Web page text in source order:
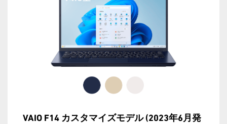
VAIO F14 カスタマイズモデル (2023年6月発